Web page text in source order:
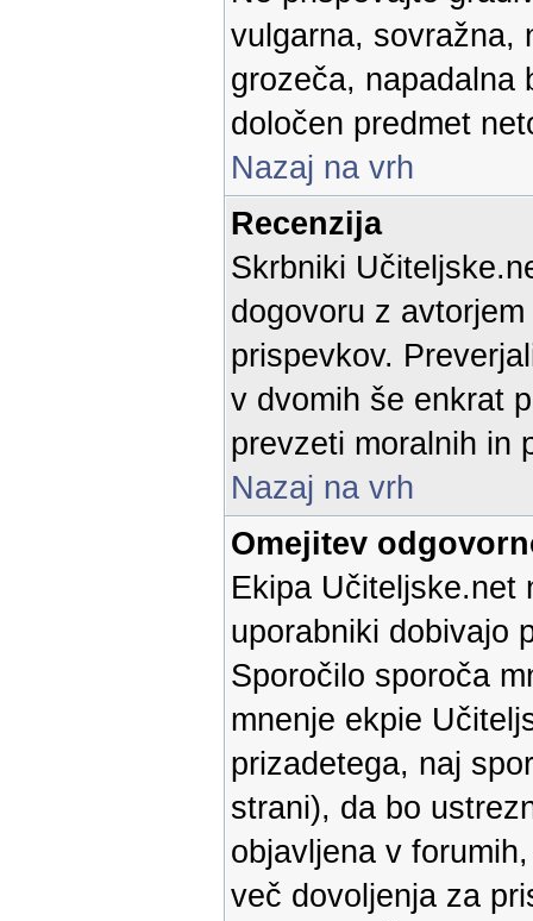
vulgarna, sovražna,
grozeča, napadalna
določen predmet
Nazaj na vrh
Recenzija
Skrbniki
dogovoru z
prispevkov.
v dvomih še enkrat
prevzeti moralnih in
Nazaj na vrh
Omejitev
Ekipa Učiteljske.net
uporabniki dobivajo
Sporočilo sporoča
mnenje ekpie
prizadetega, naj
strani), da bo
objavljena v
več dovoljenja za